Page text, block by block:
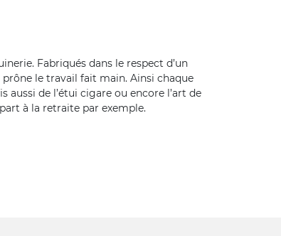
Fabriqués dans le respect d’un
prône le travail fait main. Ainsi chaque
de l’étui cigare ou encore l’art de
à la retraite par exemple.